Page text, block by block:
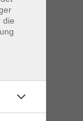
die